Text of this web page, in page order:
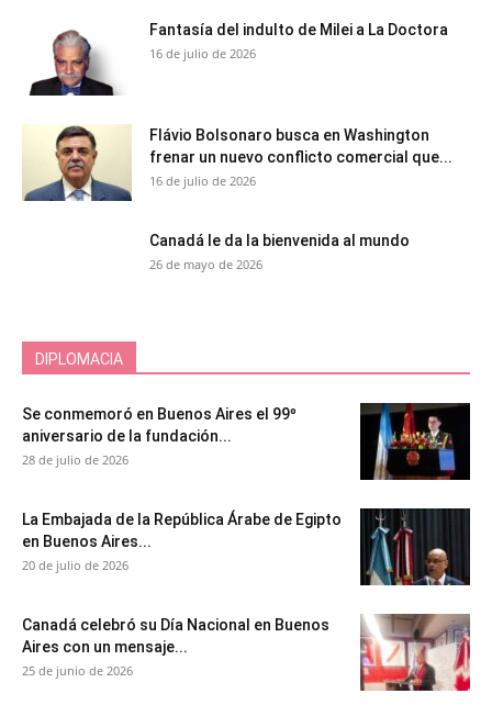
Fantasía del indulto de Milei a La Doctora
16 de julio de 2026
Flávio Bolsonaro busca en Washington
frenar un nuevo conflicto comercial que...
16 de julio de 2026
Canadá le da la bienvenida al mundo
26 de mayo de 2026
DIPLOMACIA
Se conmemoró en Buenos Aires el 99º
aniversario de la fundación...
28 de julio de 2026
La Embajada de la República Árabe de Egipto
en Buenos Aires...
20 de julio de 2026
Canadá celebró su Día Nacional en Buenos
Aires con un mensaje...
25 de junio de 2026